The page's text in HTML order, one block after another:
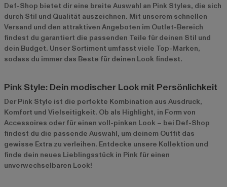
Def-Shop bietet dir eine breite Auswahl an Pink Styles, die sich
durch Stil und Qualität auszeichnen. Mit unserem schnellen
Versand und den attraktiven Angeboten im Outlet-Bereich
findest du garantiert die passenden Teile für deinen Stil und
dein Budget. Unser Sortiment umfasst viele Top-Marken,
sodass du immer das Beste für deinen Look findest.
Pink Style: Dein modischer Look mit Persönlichkeit
Der Pink Style ist die perfekte Kombination aus Ausdruck,
Komfort und Vielseitigkeit. Ob als Highlight, in Form von
Accessoires oder für einen voll-pinken Look – bei Def-Shop
findest du die passende Auswahl, um deinem Outfit das
gewisse Extra zu verleihen. Entdecke unsere Kollektion und
finde dein neues Lieblingsstück in Pink für einen
unverwechselbaren Look!